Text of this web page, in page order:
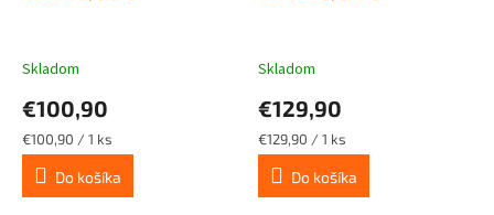
Skladom
€100,90
Jednotková
cena:
€100,90 / 1 ks
Do košíka
Skladom
€129,90
Jednotková
cena:
€129,90 / 1 ks
Do košíka